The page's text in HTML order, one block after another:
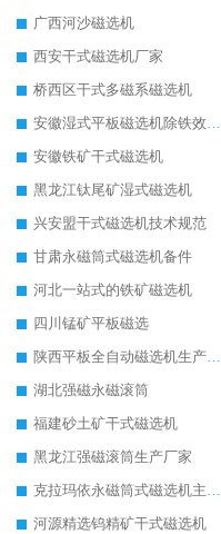
广西河沙磁选机
西安干式磁选机厂家
桥西区干式多磁系磁选机
安徽湿式平板磁选机除铁效果怎么样
安徽铁矿干式磁选机
黑龙江钛尾矿湿式磁选机
兴安盟干式磁选机技术规范
甘肃永磁筒式磁选机备件
河北一站式的铁矿磁选机
四川锰矿平板磁选
陕西平板全自动磁选机生产厂家
湖北强磁永磁滚筒
福建砂土矿干式磁选机
黑龙江强磁滚筒生产厂家
克拉玛依永磁筒式磁选机主要技术参数
河源精选钨精矿干式磁选机